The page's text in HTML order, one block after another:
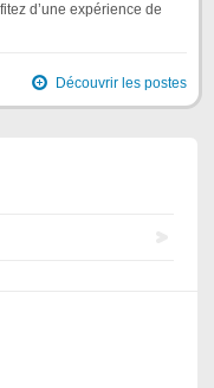
d’une expérience de
Découvrir les postes